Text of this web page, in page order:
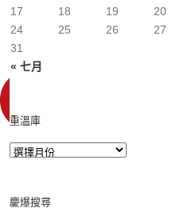
« 七月
17
18 19 20
24
25 26 27
31
重溫庫
慶爆搜尋